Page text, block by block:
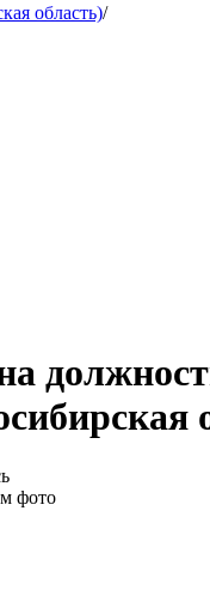
область)/
фото